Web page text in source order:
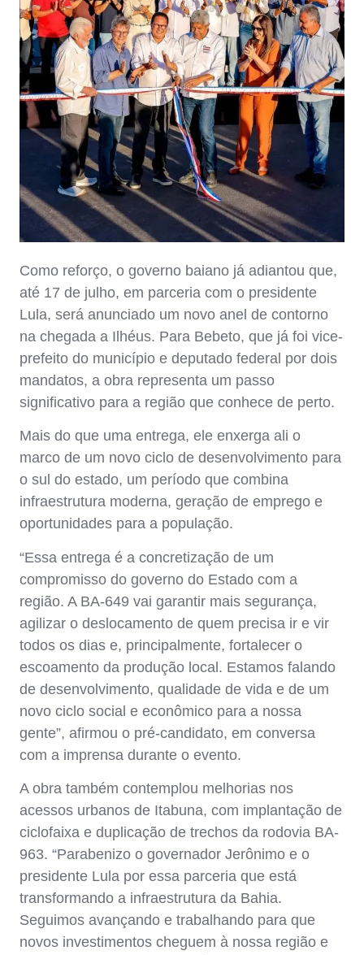
Como reforço, o governo baiano já adiantou que,
até 17 de julho, em parceria com o presidente
Lula, será anunciado um novo anel de contorno
na chegada a Ilhéus. Para Bebeto, que já foi vice-
prefeito do município e deputado federal por dois
mandatos, a obra representa um passo
significativo para a região que conhece de perto.
Mais do que uma entrega, ele enxerga ali o
marco de um novo ciclo de desenvolvimento para
o sul do estado, um período que combina
infraestrutura moderna, geração de emprego e
oportunidades para a população.
“Essa entrega é a concretização de um
compromisso do governo do Estado com a
região. A BA-649 vai garantir mais segurança,
agilizar o deslocamento de quem precisa ir e vir
todos os dias e, principalmente, fortalecer o
escoamento da produção local. Estamos falando
de desenvolvimento, qualidade de vida e de um
novo ciclo social e econômico para a nossa
gente”, afirmou o pré-candidato, em conversa
com a imprensa durante o evento.
A obra também contemplou melhorias nos
acessos urbanos de Itabuna, com implantação de
ciclofaixa e duplicação de trechos da rodovia BA-
963. “Parabenizo o governador Jerônimo e o
presidente Lula por essa parceria que está
transformando a infraestrutura da Bahia.
Seguimos avançando e trabalhando para que
novos investimentos cheguem à nossa região e